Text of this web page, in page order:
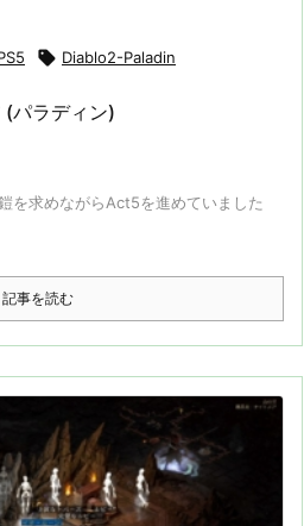
 Diablo2-Paladin
(パラディン)
を求めながらAct5を進めていました
記事を読む